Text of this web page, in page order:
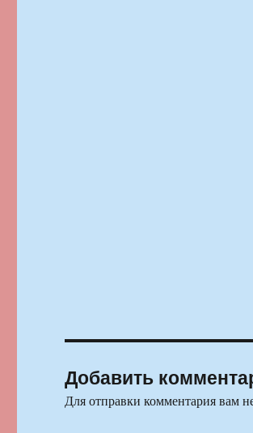
Добавить
Для отправки комментария вам